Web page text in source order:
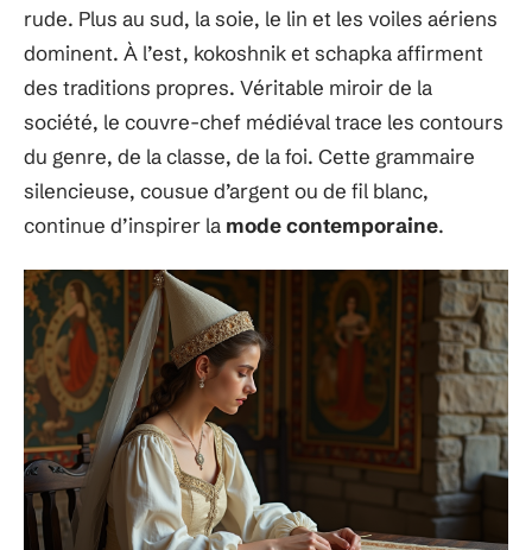
rude. Plus au sud, la soie, le lin et les voiles aériens
dominent. À l’est, kokoshnik et schapka affirment
des traditions propres. Véritable miroir de la
société, le couvre-chef médiéval trace les contours
du genre, de la classe, de la foi. Cette grammaire
silencieuse, cousue d’argent ou de fil blanc,
continue d’inspirer la mode contemporaine.